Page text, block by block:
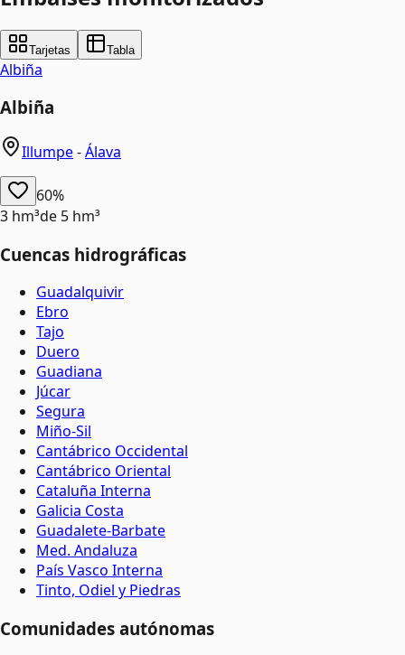
Tarjetas Tabla
Albiña
Albiña
Illumpe-Álava
60%
3 hm³de 5 hm³
Cuencas hidrográficas
Guadalquivir
Ebro
Tajo
Duero
Guadiana
Júcar
Segura
Miño-Sil
Cantábrico Occidental
Cantábrico Oriental
Cataluña Interna
Galicia Costa
Guadalete-Barbate
Med. Andaluza
País Vasco Interna
Tinto, Odiel y Piedras
Comunidades autónomas